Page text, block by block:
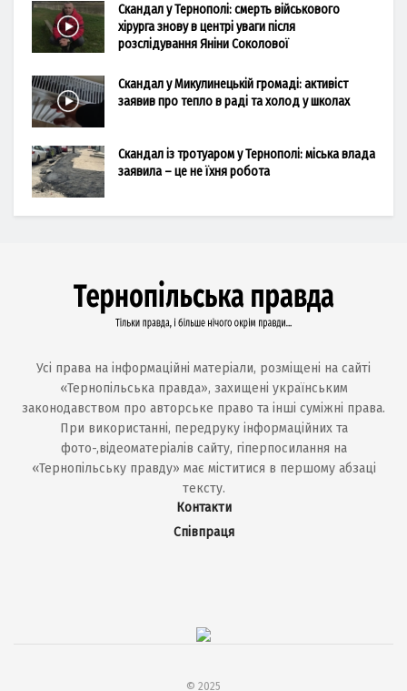
Скандал у Тернополі: смерть військового
хірурга знову в центрі уваги після
розслідування Яніни Соколової
Скандал у Микулинецькій громаді: активіст
заявив про тепло в раді та холод у школах
Скандал із тротуаром у Тернополі: міська влада
заявила – це не їхня робота
Усі права на інформаційні матеріали, розміщені на сайті
«Тернопільська правда», захищені українським
законодавством про авторське право та інші суміжні права.
При використанні, передруку інформаційних та
фото-,відеоматеріалів сайту, гіперпосилання на
«Тернопільську правду» має міститися в першому абзаці
тексту.
Контакти
Співпраця
© 2025